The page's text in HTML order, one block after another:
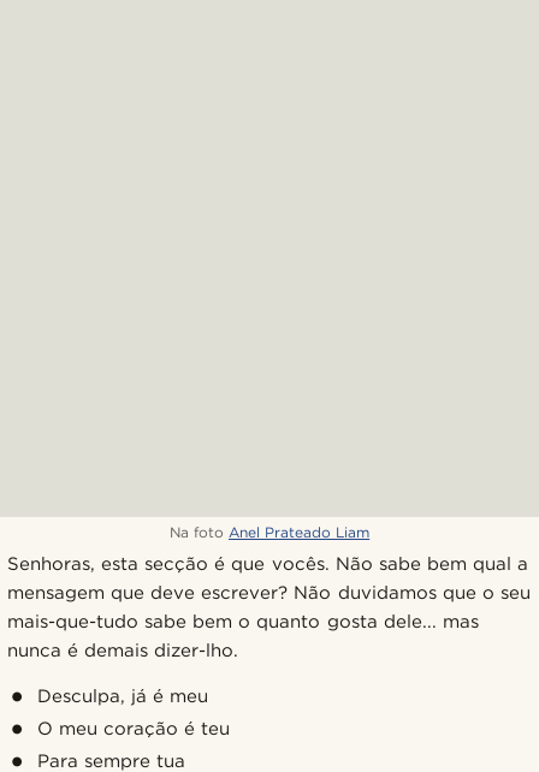
Na foto Anel Prateado Liam
Senhoras, esta secção é que vocês. Não sabe bem qual a
mensagem que deve escrever? Não duvidamos que o seu
mais-que-tudo sabe bem o quanto gosta dele... mas
nunca é demais dizer-lho.
Desculpa, já é meu
O meu coração é teu
Para sempre tua